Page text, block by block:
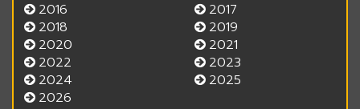
2016
2017
2018
2019
2020
2021
2022
2023
2024
2025
2026